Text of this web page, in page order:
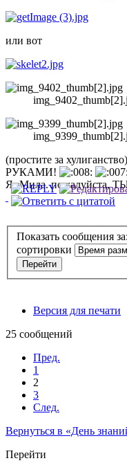
или вот
(простите за
РУКАМИ!
Я- Мила. пожалуйста,
Показать сообщения за:
сортировки
Версия для печати
25 сообщений
Пред.
1
2
3
След.
Вернуться в «День
Перейти